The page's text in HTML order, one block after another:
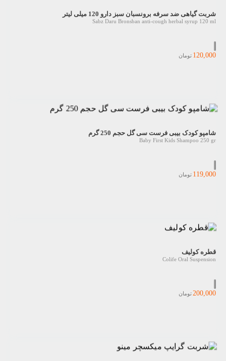
شربت گیاهی ضد سرفه برونسبان سبز دارو 120 میلی لیتر
Sabz Daru Bronsban anti-cough herbal syrup 120 ml
120,000 تومان
شامپو کودک بیبی فرست سی گل حجم 250 گرم
Baby First Kids Shampoo 250 gr
119,000 تومان
قطره کولیف
Colife Oral Suspension
200,000تومان